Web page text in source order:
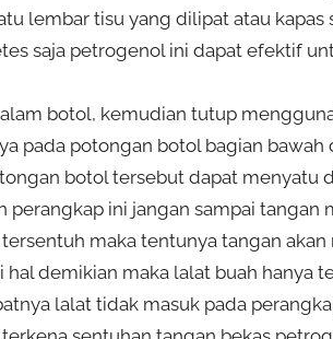
lembar tisu yang dilipat atau
saja petrogenol ini dapat efektif
botol, kemudian tutup
pada potongan botol bagian bawah
botol tersebut dapat menyatu
perangkap ini jangan sampai
maka tentunya tangan
hal demikian maka lalat buah hanya
lalat tidak masuk pada